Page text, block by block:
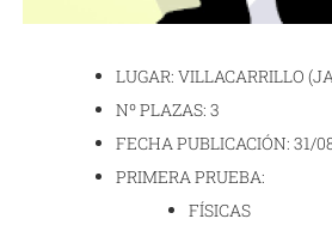
LUGAR: VILLACARRILLO
Nº PLAZAS: 3
FECHA PUBLICACIÓN: 31/
PRIMERA PRUEBA:
FÍSICAS